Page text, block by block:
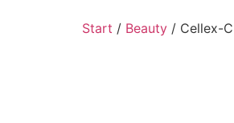
Start / Beauty / Cellex-C